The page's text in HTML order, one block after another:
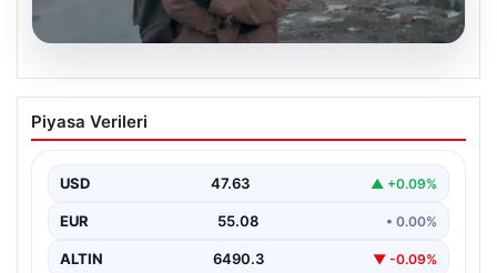
05.08.2026
Türk Sinemasında Farklı Bir İmza:
Ceylan Özgün Özçelik’in Unutulmaz
Türk sinemasında kendine özgü ve etkileyici bir anlatım
Piyasa Verileri
USD 47.63 ▲ +0.09%
EUR 55.08 • 0.00%
ALTIN 6490.3 ▼ -0.09%